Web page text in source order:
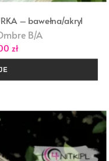
– bawełna/akryl
B/A
złZakres
cen:
do